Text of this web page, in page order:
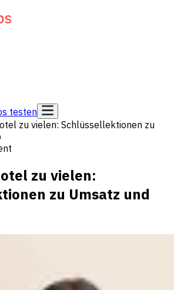
testen
zu vielen: Schlüssellektionen zu
zu vielen:
zu Umsatz und